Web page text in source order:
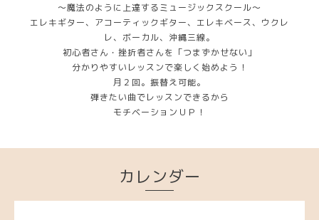
～魔法のように上達するミュージックスクール～
エレキギター、アコーティックギター、エレキベース、ウクレ
レ、ボーカル、沖縄三線。
初心者さん・挫折者さんを「つまずかせない」
分かりやすいレッスンで楽しく始めよう！
月２回。振替え可能。
弾きたい曲でレッスンできるから
モチベーションＵＰ！
カレンダー